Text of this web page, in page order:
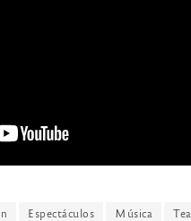
Espectáculos Música